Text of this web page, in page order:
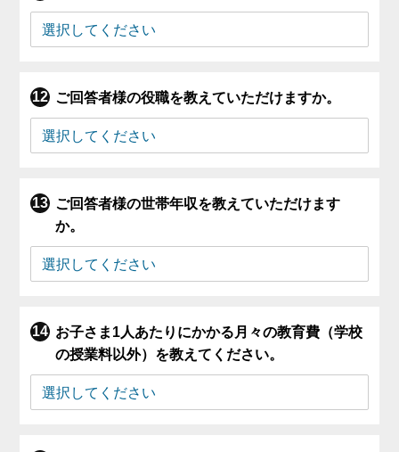
ご回答者様の役職を教えていただけますか。
ご回答者様の世帯年収を教えていただけます
か。
お子さま1人あたりにかかる月々の教育費（学校
の授業料以外）を教えてください。